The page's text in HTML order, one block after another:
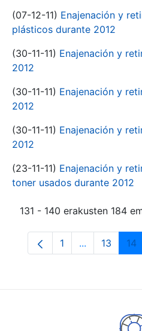
(07-12-11) Enajenación y
plásticos durante 2012
(30-11-11) Enajenación y
2012
(30-11-11) Enajenación y
2012
(30-11-11) Enajenación y
2012
(23-11-11) Enajenación y
toner usados durante 2012
131 - 140 erakusten 184
Orrialdea
1 ...Intermediate
13 14